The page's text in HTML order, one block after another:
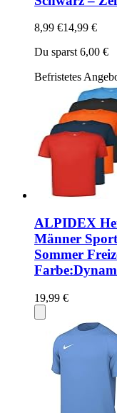
8,99 €14,99 €
Du sparst 6,00 €
Befristetes
ALPIDEX
Männer
Sommer
19,99 €